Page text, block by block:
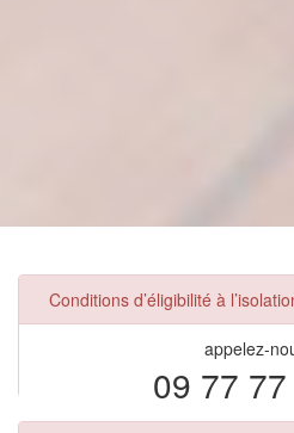
Conditions d’éligibilité à
appelez-
09 77